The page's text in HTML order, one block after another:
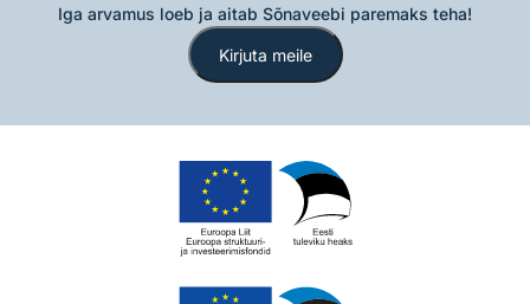
Iga arvamus loeb ja aitab Sõnaveebi paremaks teha!
Kirjuta meile